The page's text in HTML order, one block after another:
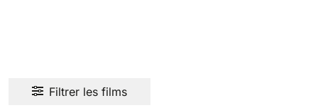
Filtrer les films